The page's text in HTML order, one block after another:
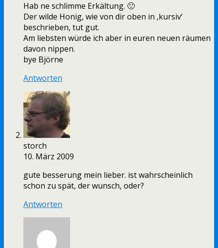
Hab ne schlimme Erkältung. 🙁
Der wilde Honig, wie von dir oben in ‚kursiv‘
beschrieben, tut gut.
Am liebsten würde ich aber in euren neuen räumen
davon nippen.
bye Björne
Antworten
storch
10. März 2009
gute besserung mein lieber. ist wahrscheinlich
schon zu spät, der wunsch, oder?
Antworten